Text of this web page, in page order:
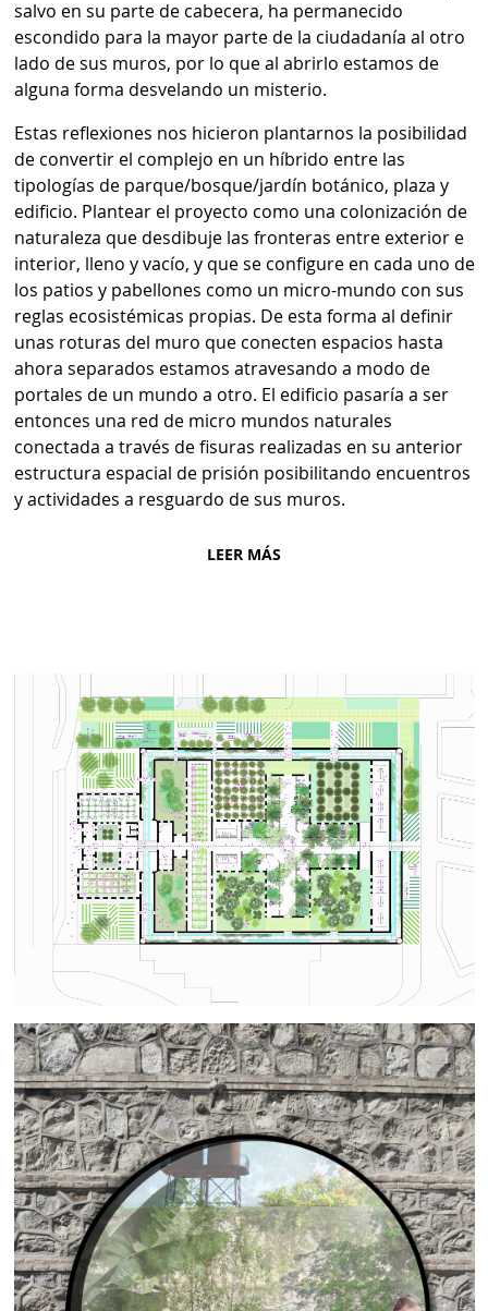
salvo en su parte de cabecera, ha permanecido
escondido para la mayor parte de la ciudadanía al otro
lado de sus muros, por lo que al abrirlo estamos de
alguna forma desvelando un misterio.
Estas reflexiones nos hicieron plantarnos la posibilidad
de convertir el complejo en un híbrido entre las
tipologías de parque/bosque/jardín botánico, plaza y
edificio. Plantear el proyecto como una colonización de
naturaleza que desdibuje las fronteras entre exterior e
interior, lleno y vacío, y que se configure en cada uno de
los patios y pabellones como un micro-mundo con sus
reglas ecosistémicas propias. De esta forma al definir
unas roturas del muro que conecten espacios hasta
ahora separados estamos atravesando a modo de
portales de un mundo a otro. El edificio pasaría a ser
entonces una red de micro mundos naturales
conectada a través de fisuras realizadas en su anterior
estructura espacial de prisión posibilitando encuentros
y actividades a resguardo de sus muros.
LEER MÁS